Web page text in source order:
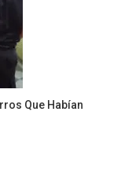
Que Habían